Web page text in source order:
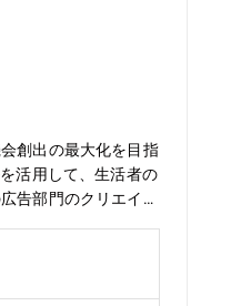
創出の最大化を目指
活用して、生活者の
告部門のクリエイテ
次世代ブランディン
ンディングプロデュ
のブランド戦略立案